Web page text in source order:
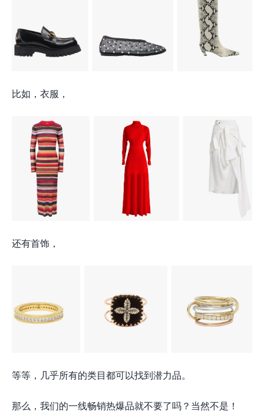
比如，衣服，
还有首饰，
等等，几乎所有的类目都可以找到潜力品。
那么，我们的一线畅销热爆品就不要了吗？当然不是！